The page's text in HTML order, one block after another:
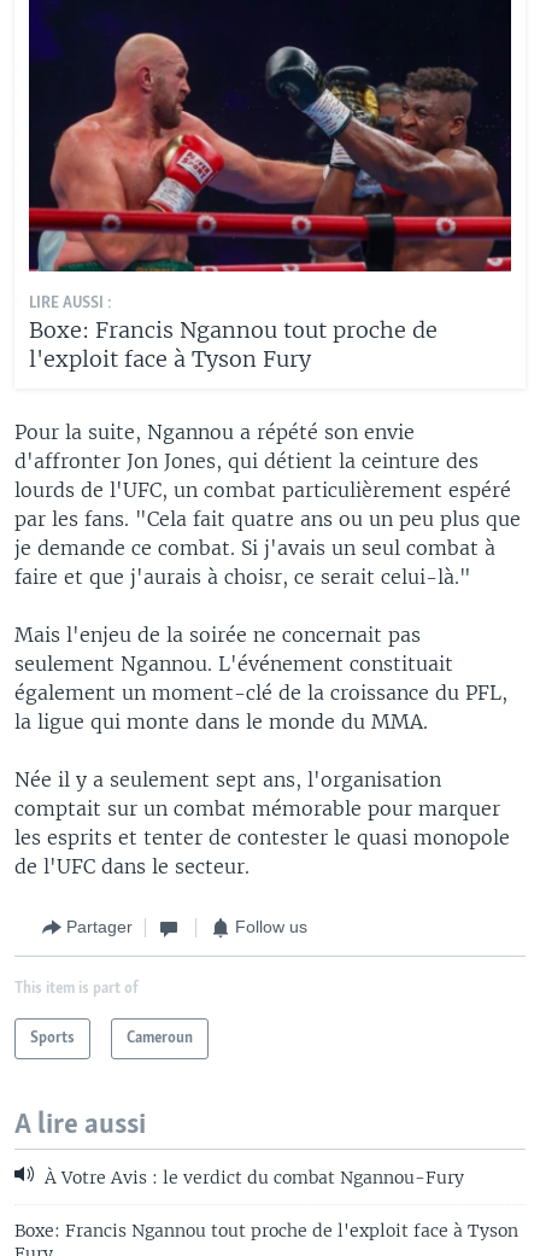
LIRE AUSSI :
Boxe: Francis Ngannou tout proche de
l'exploit face à Tyson Fury
Pour la suite, Ngannou a répété son envie
d'affronter Jon Jones, qui détient la ceinture des
lourds de l'UFC, un combat particulièrement espéré
par les fans. "Cela fait quatre ans ou un peu plus que
je demande ce combat. Si j'avais un seul combat à
faire et que j'aurais à choisr, ce serait celui-là."
Mais l'enjeu de la soirée ne concernait pas
seulement Ngannou. L'événement constituait
également un moment-clé de la croissance du PFL,
la ligue qui monte dans le monde du MMA.
Née il y a seulement sept ans, l'organisation
comptait sur un combat mémorable pour marquer
les esprits et tenter de contester le quasi monopole
de l'UFC dans le secteur.
Partager Follow us
This item is part of
Sports Cameroun
A lire aussi
À Votre Avis : le verdict du combat Ngannou-Fury
Boxe: Francis Ngannou tout proche de l'exploit face à Tyson